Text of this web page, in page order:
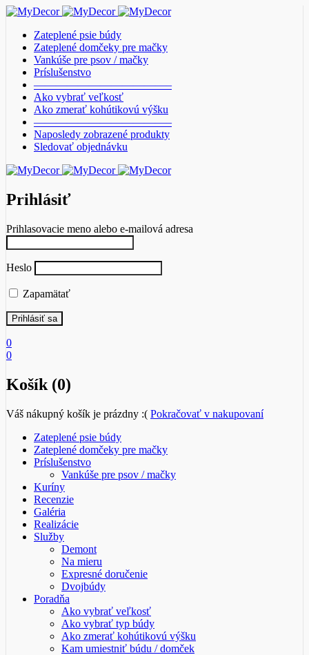
Zateplené psie búdy
Zateplené domčeky pre mačky
Vankúše pre psov / mačky
Príslušenstvo
————————————–
Ako vybrať veľkosť
Ako zmerať kohútikovú výšku
————————————–
Naposledy zobrazené produkty
Sledovať objednávku
Prihlásiť
Prihlasovacie meno alebo e-mailová adresa
Heslo
Zapamätať
0
0
Košík (0)
Váš nákupný košík je prázdny :( Pokračovať v nakupovaní
Zateplené psie búdy
Zateplené domčeky pre mačky
Príslušenstvo
Vankúše pre psov / mačky
Kuríny
Recenzie
Galéria
Realizácie
Služby
Demont
Na mieru
Expresné doručenie
Dvojbúdy
Poradňa
Ako vybrať veľkosť
Ako vybrať typ búdy
Ako zmerať kohútikovú výšku
Kam umiestniť búdu / domček